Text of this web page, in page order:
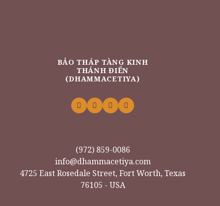
BẢO THÁP TÀNG KINH
THÁNH ĐIỂN
(DHAMMACETIYA)
(972) 859-0086
info@dhammacetiya.com
4725 East Rosedale Street, Fort Worth, Texas
76105 - USA